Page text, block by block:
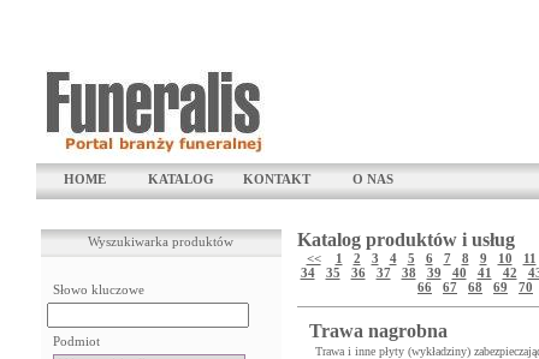
HOME KATALOG KONTAKT O NAS
Wyszukiwarka produktów
Słowo kluczowe
Podmiot
Katalog produktów i usług
<< 1 2 3 4 5 6 7 8 9 10
11
34
35 36 37 38 39 40 41 42
66
67 68 69 70
Trawa nagrobna
Trawa i inne płyty (wykładziny)